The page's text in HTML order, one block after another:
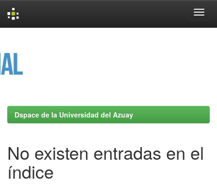
Dspace de la Universidad del Azuay
No existen entradas en el
índice